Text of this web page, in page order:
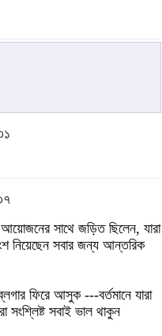
সাথে জড়িত ছিলেন, যারা
নিয়েছেন সবার জন্য আন্তরিক
ফিরে আসুক ---বর্তমানে যারা
সংশ্লিষ্ট সবাই ভাল থাকুন